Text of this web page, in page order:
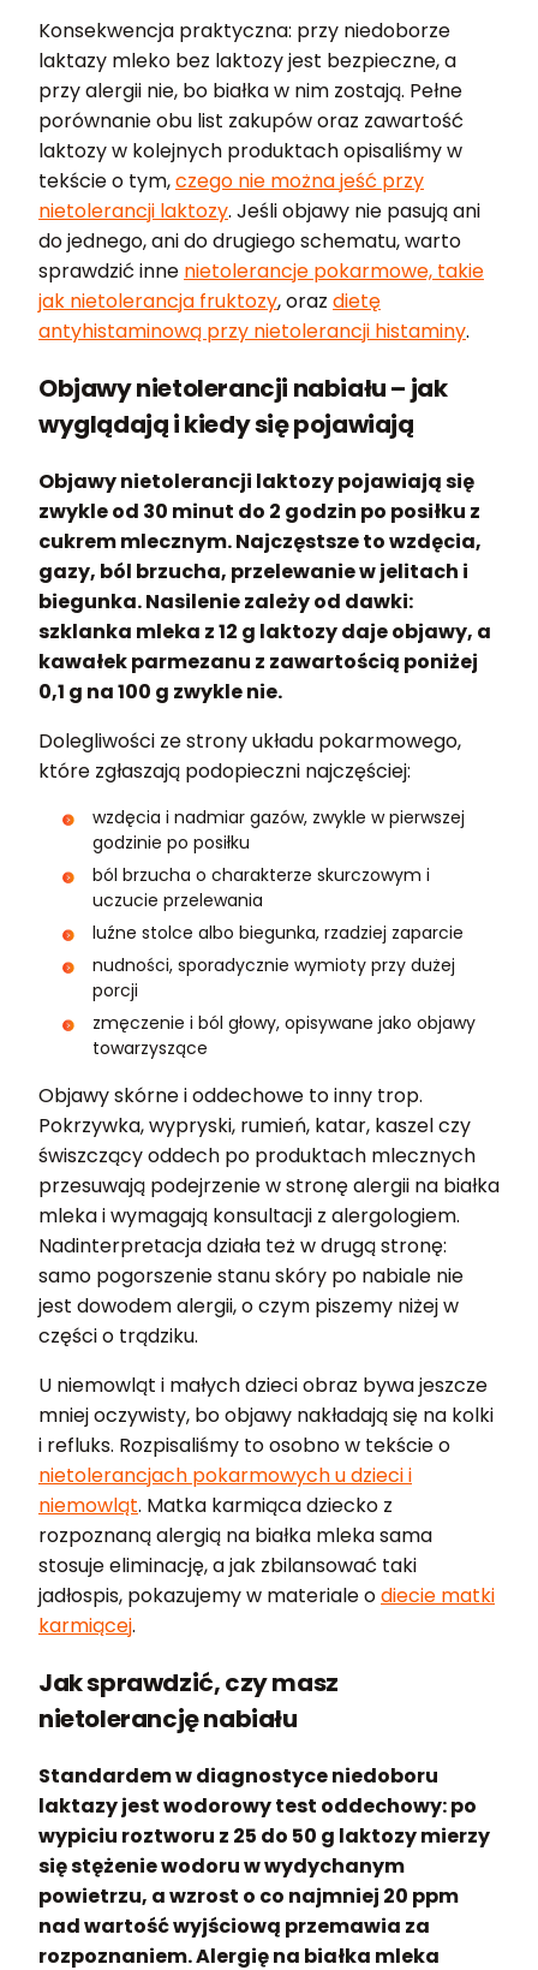
Konsekwencja praktyczna: przy niedoborze
laktazy mleko bez laktozy jest bezpieczne, a
przy alergii nie, bo białka w nim zostają. Pełne
porównanie obu list zakupów oraz zawartość
laktozy w kolejnych produktach opisaliśmy w
tekście o tym,czego nie można jeść przy
nietolerancji laktozy. Jeśli objawy nie pasują ani
do jednego, ani do drugiego schematu, warto
sprawdzić inne nietolerancje pokarmowe, takie
jak nietolerancja fruktozy, oraz dietę
antyhistaminową przy nietolerancji histaminy.
Objawy nietolerancji nabiału – jak
wyglądają i kiedy się pojawiają
Objawy nietolerancji laktozy pojawiają się
zwykle od 30 minut do 2 godzin po posiłku z
cukrem mlecznym. Najczęstsze to wzdęcia,
gazy, ból brzucha, przelewanie w jelitach i
biegunka. Nasilenie zależy od dawki:
szklanka mleka z 12 g laktozy daje objawy, a
kawałek parmezanu z zawartością poniżej
0,1 g na 100 g zwykle nie.
Dolegliwości ze strony układu pokarmowego,
które zgłaszają podopieczni najczęściej:
wzdęcia i nadmiar gazów, zwykle w pierwszej
godzinie po posiłku
ból brzucha o charakterze skurczowym i
uczucie przelewania
luźne stolce albo biegunka, rzadziej zaparcie
nudności, sporadycznie wymioty przy dużej
porcji
zmęczenie i ból głowy, opisywane jako objawy
towarzyszące
Objawy skórne i oddechowe to inny trop.
Pokrzywka, wypryski, rumień, katar, kaszel czy
świszczący oddech po produktach mlecznych
przesuwają podejrzenie w stronę alergii na białka
mleka i wymagają konsultacji z alergologiem.
Nadinterpretacja działa też w drugą stronę:
samo pogorszenie stanu skóry po nabiale nie
jest dowodem alergii, o czym piszemy niżej w
części o trądziku.
U niemowląt i małych dzieci obraz bywa jeszcze
mniej oczywisty, bo objawy nakładają się na kolki
i refluks. Rozpisaliśmy to osobno w tekście o
nietolerancjach pokarmowych u dzieci i
niemowląt. Matka karmiąca dziecko z
rozpoznaną alergią na białka mleka sama
stosuje eliminację, a jak zbilansować taki
jadłospis, pokazujemy w materiale odiecie matki
karmiącej.
Jak sprawdzić, czy masz
nietolerancję nabiału
Standardem w diagnostyce niedoboru
laktazy jest wodorowy test oddechowy: po
wypiciu roztworu z 25 do 50 g laktozy mierzy
się stężenie wodoru w wydychanym
powietrzu, a wzrost o co najmniej 20 ppm
nad wartość wyjściową przemawia za
rozpoznaniem. Alergię na białka mleka